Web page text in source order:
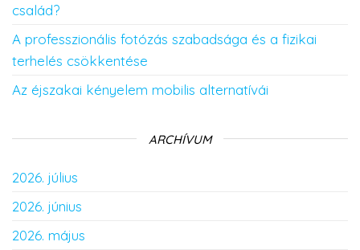
család?
A professzionális fotózás szabadsága és a fizikai
terhelés csökkentése
Az éjszakai kényelem mobilis alternatívái
ARCHÍVUM
2026. július
2026. június
2026. május